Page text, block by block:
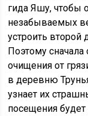
гида Яшу, чтобы
незабываемых
устроить
Поэтому
очищения от
в деревню
узнает их
посещения